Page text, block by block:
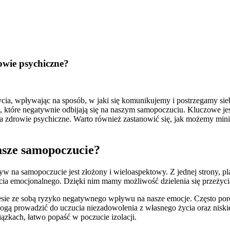
psychiczne?
wpływając na sposób, w jaki się komunikujemy i postrzegamy
negatywnie odbijają się na naszym samopoczuciu. Kluczowe
psychiczne. Warto również zastanowić się, jak możemy
samopoczucie?
na samopoczucie jest złożony i wieloaspektowy. Z jednej
emocjonalnego. Dzięki nim mamy możliwość dzielenia się
ze sobą ryzyko negatywnego wpływu na nasze emocje. Często
prowadzić do uczucia niezadowolenia z własnego życia oraz
łatwo popaść w poczucie izolacji.